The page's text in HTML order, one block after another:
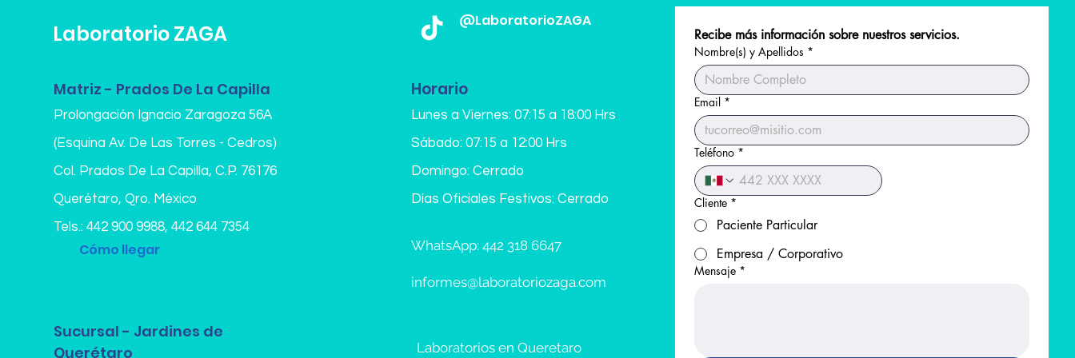
Laboratorio ZAGA
Matriz - Prados De La Capilla
Prolongación Ignacio Zaragoza 56A
(Esquina Av. De Las Torres - Cedros)
Col. Prados De La Capilla, C.P. 76176
Querétaro, Qro. México
Tels.: 442 900 9988, 442 644 7354
Cómo llegar
Sucursal - Jardines de
Querétaro
Horario
Lunes a Viernes: 07:15 a 18:00 Hrs
Sábado: 07:15 a 12:00 Hrs
Domingo: Cerrado
Días Oficiales Festivos: Cerrado
WhatsApp: 442 318 6647
informes@laboratoriozaga.com
Laboratorios en Queretaro
Recibe más información sobre nuestros servicios.
Nombre(s) y Apellidos *
Email *
Teléfono *
Cliente *
Paciente Particular
Empresa / Corporativo
Mensaje *
@LaboratorioZAGA